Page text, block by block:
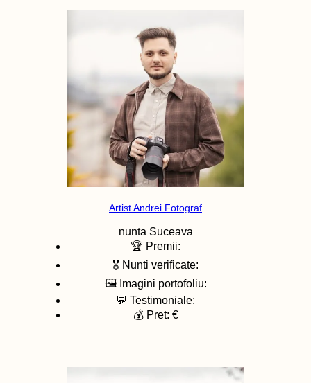
Artist Andrei Fotograf
nunta Suceava
🏆 Premii:
🎖️ Nunti verificate:
🖼️ Imagini portofoliu:
💬 Testimoniale:
💰 Pret: €